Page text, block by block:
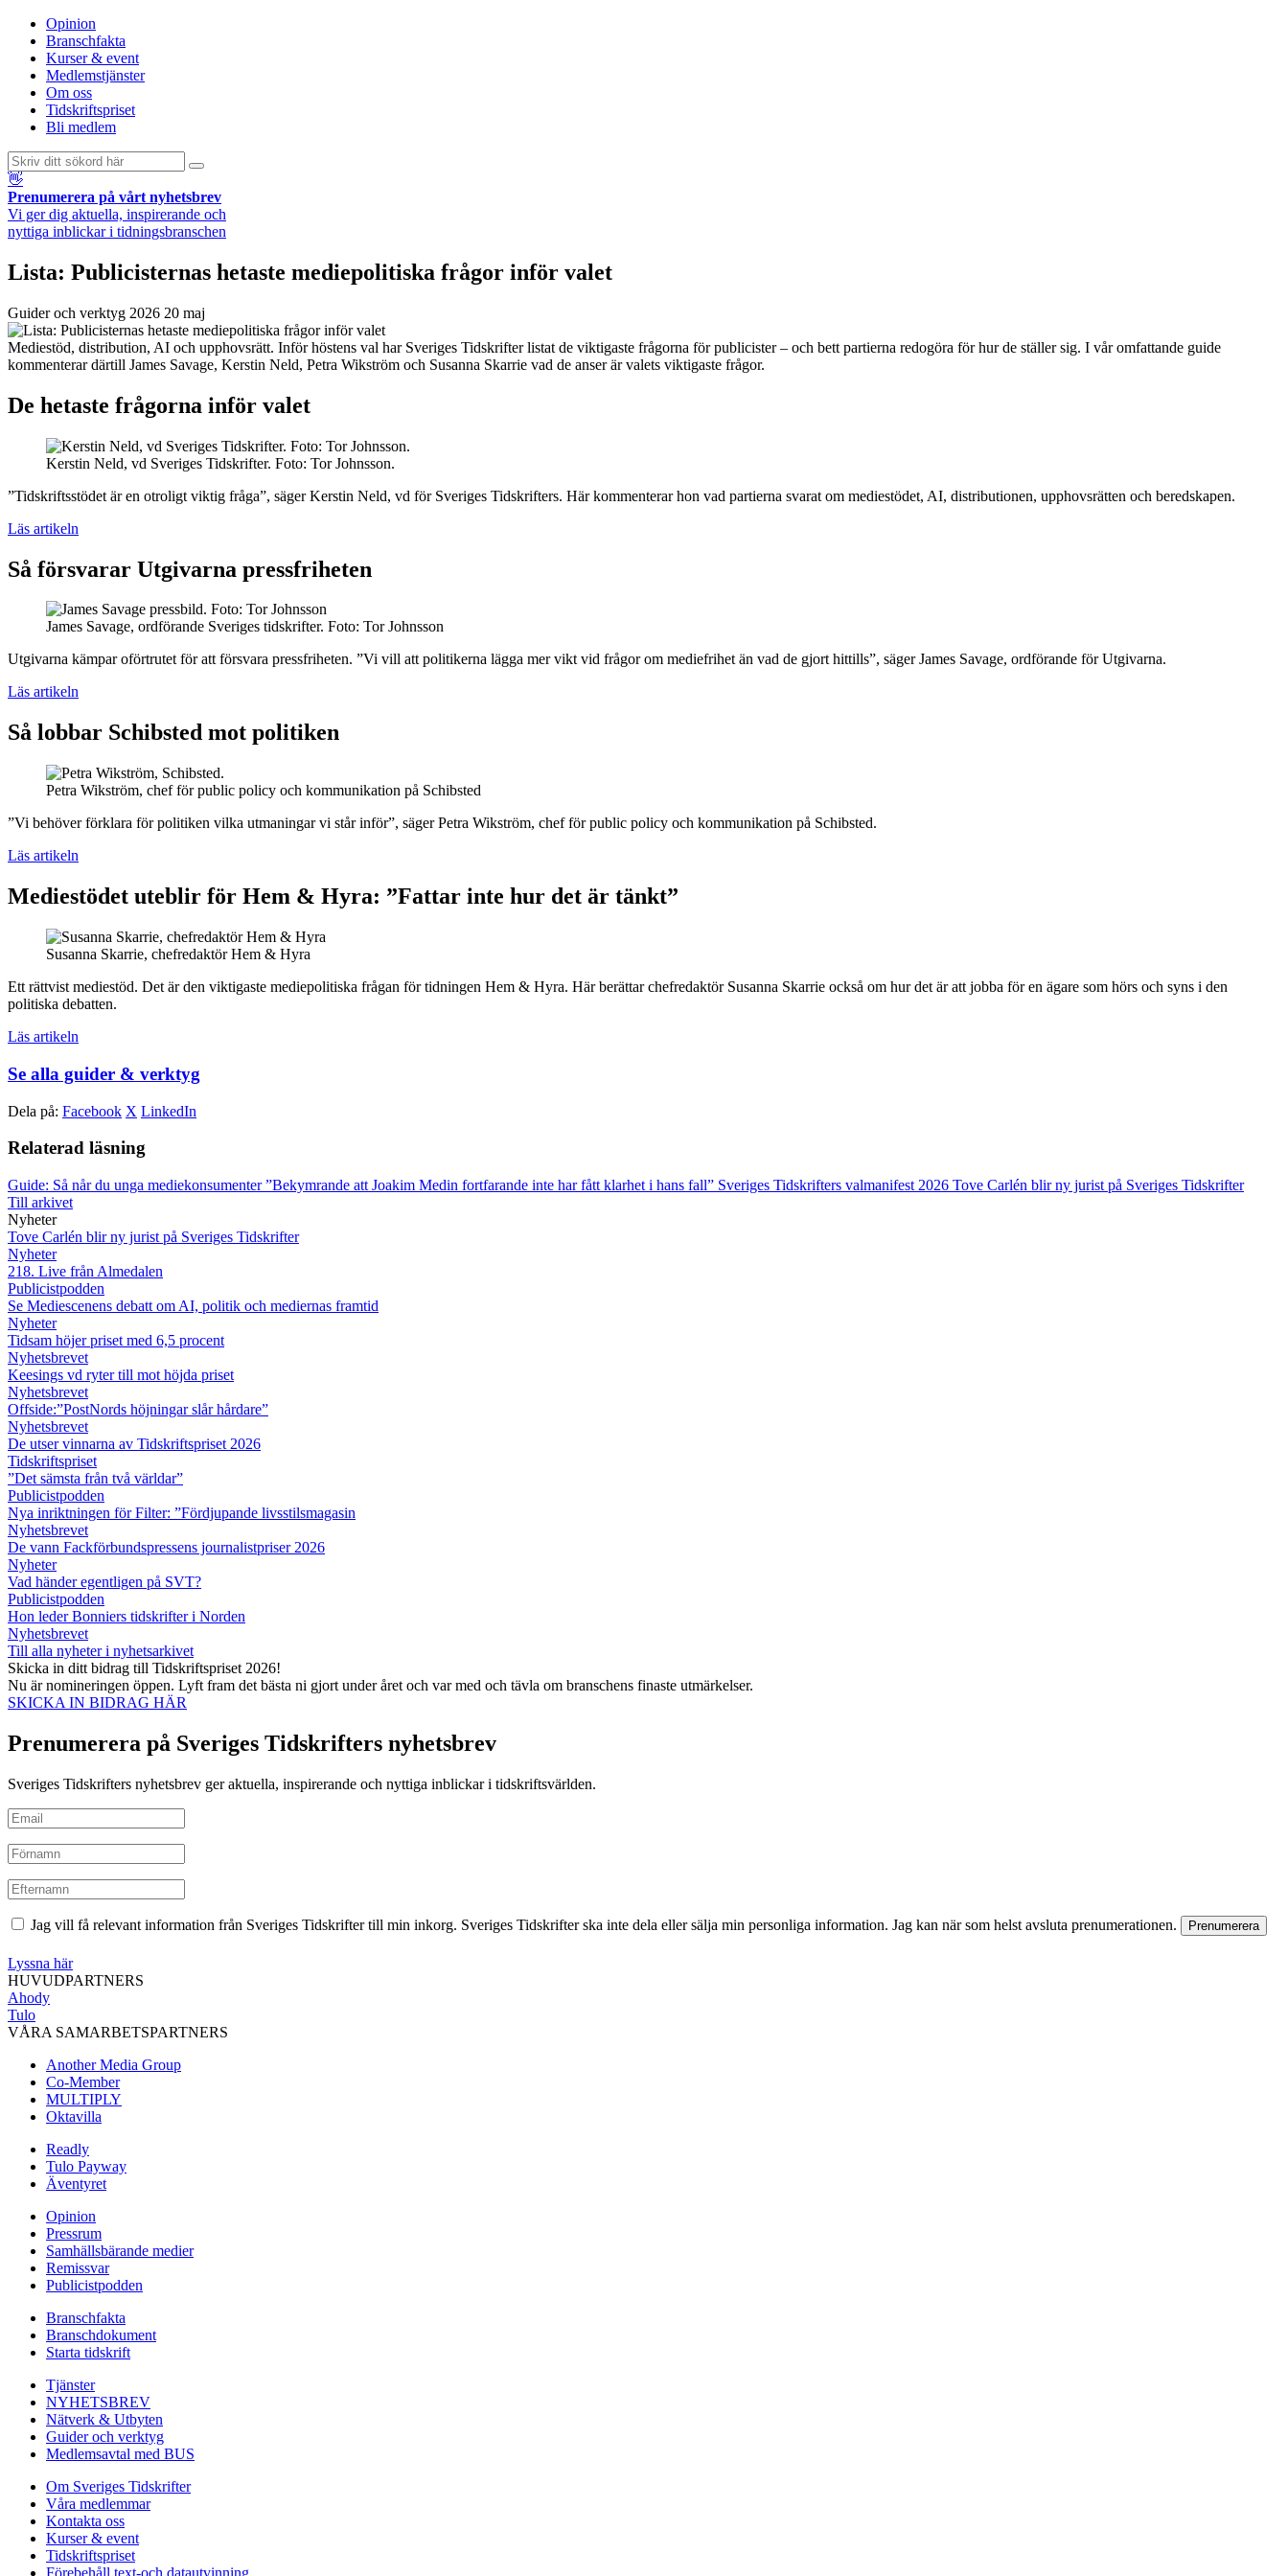
Opinion
Branschfakta
Kurser & event
Medlemstjänster
Om oss
Tidskriftspriset
Bli medlem
👋
Prenumerera på vårt nyhetsbrev
Vi ger dig aktuella, inspirerande och
nyttiga inblickar i tidningsbranschen
Lista: Publicisternas hetaste mediepolitiska frågor inför valet
Guider och verktyg 2026 20 maj
Mediestöd, distribution, AI och upphovsrätt. Inför höstens val har Sveriges Tidskrifter listat de viktigaste frågorna för publicister – och bett partierna redogöra för hur de ställer sig. I vår omfattande guide
kommenterar därtill James Savage, Kerstin Neld, Petra Wikström och Susanna Skarrie vad de anser är valets viktigaste frågor.
De hetaste frågorna inför valet
Kerstin Neld, vd Sveriges Tidskrifter. Foto: Tor Johnsson.
”Tidskriftsstödet är en otroligt viktig fråga”, säger Kerstin Neld, vd för Sveriges Tidskrifters. Här kommenterar hon vad partierna svarat om mediestödet, AI, distributionen, upphovsrätten och beredskapen.
Läs artikeln
Så försvarar Utgivarna pressfriheten
James Savage, ordförande Sveriges tidskrifter. Foto: Tor Johnsson
Utgivarna kämpar oförtrutet för att försvara pressfriheten. ”Vi vill att politikerna lägga mer vikt vid frågor om mediefrihet än vad de gjort hittills”, säger James Savage, ordförande för Utgivarna.
Läs artikeln
Så lobbar Schibsted mot politiken
Petra Wikström, chef för public policy och kommunikation på Schibsted
”Vi behöver förklara för politiken vilka utmaningar vi står inför”, säger Petra Wikström, chef för public policy och kommunikation på Schibsted.
Läs artikeln
Mediestödet uteblir för Hem & Hyra: ”Fattar inte hur det är tänkt”
Susanna Skarrie, chefredaktör Hem & Hyra
Ett rättvist mediestöd. Det är den viktigaste mediepolitiska frågan för tidningen Hem & Hyra. Här berättar chefredaktör Susanna Skarrie också om hur det är att jobba för en ägare som hörs och syns i den
politiska debatten.
Läs artikeln
Se alla guider & verktyg
Dela på: Facebook X LinkedIn
Relaterad läsning
Guide: Så når du unga mediekonsumenter”Bekymrande att Joakim Medin fortfarande inte har fått klarhet i hans fall” Sveriges Tidskrifters valmanifest 2026 Tove Carlén blir ny jurist på Sveriges Tidskrifter
Till arkivet
Nyheter
Tove Carlén blir ny jurist på Sveriges Tidskrifter
Nyheter
218. Live från Almedalen
Publicistpodden
Se Mediescenens debatt om AI, politik och mediernas framtid
Nyheter
Tidsam höjer priset med 6,5 procent
Nyhetsbrevet
Keesings vd ryter till mot höjda priset
Nyhetsbrevet
Offside:”PostNords höjningar slår hårdare”
Nyhetsbrevet
De utser vinnarna av Tidskriftspriset 2026
Tidskriftspriset
”Det sämsta från två världar”
Publicistpodden
Nya inriktningen för Filter: ”Fördjupande livsstilsmagasin
Nyhetsbrevet
De vann Fackförbundspressens journalistpriser 2026
Nyheter
Vad händer egentligen på SVT?
Publicistpodden
Hon leder Bonniers tidskrifter i Norden
Nyhetsbrevet
Till alla nyheter i nyhetsarkivet
Skicka in ditt bidrag till Tidskriftspriset 2026!
Nu är nomineringen öppen. Lyft fram det bästa ni gjort under året och var med och tävla om branschens finaste utmärkelser.
SKICKA IN BIDRAG HÄR
Prenumerera på Sveriges Tidskrifters nyhetsbrev
Sveriges Tidskrifters nyhetsbrev ger aktuella, inspirerande och nyttiga inblickar i tidskriftsvärlden.
Jag vill få relevant information från Sveriges Tidskrifter till min inkorg. Sveriges Tidskrifter ska inte dela eller sälja min personliga information. Jag kan när som helst avsluta prenumerationen.
Lyssna här
HUVUDPARTNERS
Ahody
Tulo
VÅRA SAMARBETSPARTNERS
Another Media Group
Co-Member
MULTIPLY
Oktavilla
Readly
Tulo Payway
Äventyret
Opinion
Pressrum
Samhällsbärande medier
Remissvar
Publicistpodden
Branschfakta
Branschdokument
Starta tidskrift
Tjänster
NYHETSBREV
Nätverk & Utbyten
Guider och verktyg
Medlemsavtal med BUS
Om Sveriges Tidskrifter
Våra medlemmar
Kontakta oss
Kurser & event
Tidskriftspriset
Förebehåll text-och datautvinning